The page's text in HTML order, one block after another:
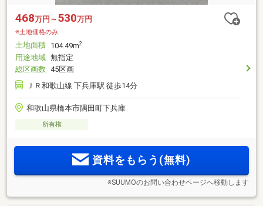
468万円～ 530万円
※土地価格のみ
土地面積 104.49m2
用途地域 無指定
総区画数 45区画
ＪＲ和歌山線 下兵庫駅 徒歩14分
和歌山県橋本市隅田町下兵庫
所有権
資料をもらう(無料)
※SUUMOのお問い合わせページへ移動します